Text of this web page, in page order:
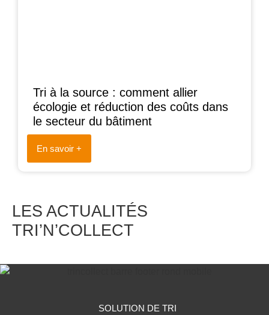
Tri à la source : comment allier
écologie et réduction des coûts dans
le secteur du bâtiment
En savoir +
LES ACTUALITÉS
TRI’N’COLLECT
SOLUTION DE TRI